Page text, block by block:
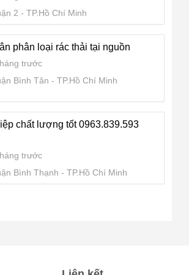
2 TP.Hồ Chí Minh
phân loại rác thải tại nguồn
trước
Bình Tân TP.Hồ Chí Minh
chất lượng tốt 0963.839.593
trước
Bình Thạnh TP.Hồ Chí Minh